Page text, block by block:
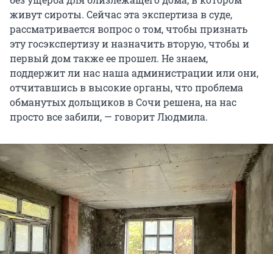
живут сироты. Сейчас эта экспертиза в суде,
рассматривается вопрос о том, чтобы признать
эту госэкспертизу и назначить вторую, чтобы и
первый дом также ее прошел. Не знаем,
поддержит ли нас наша администрации или они,
отчитавшись в высокие органы, что проблема
обманутых дольщиков в Сочи решена, на нас
просто все забили, — говорит Людмила.